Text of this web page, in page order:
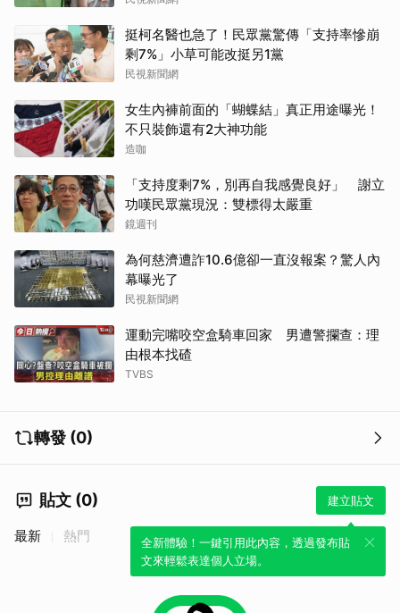
挺柯名醫也急了！民眾黨驚傳「支持率慘崩
剩7%」小草可能改挺另1黨
民視新聞網
女生內褲前面的「蝴蝶結」真正用途曝光！
不只裝飾還有2大神功能
造咖
「支持度剩7%，別再自我感覺良好」 謝立
功嘆民眾黨現況：雙標得太嚴重
鏡週刊
為何慈濟遭詐10.6億卻一直沒報案？驚人內
幕曝光了
民視新聞網
運動完嘴咬空盒騎車回家 男遭警攔查：理
由根本找碴
TVBS
轉發 (0)
貼文 (0) 建立貼文
全新體驗！一鍵引用此內容，透過發布貼
文來輕鬆表達個人立場。
最新 熱門